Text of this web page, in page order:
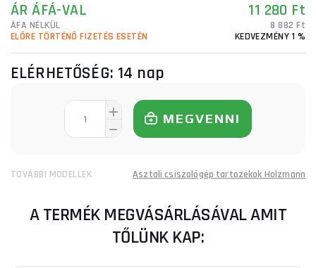
ÁR ÁFÁ-VAL 11 280 Ft
ÁFA NÉLKÜL
8 882 Ft
ELŐRE TÖRTÉNŐ FIZETÉS ESETÉN
KEDVEZMÉNY 1 %
ELÉRHETŐSÉG: 14 nap
MEGVENNI
TOVÁBBI MODELLEK Asztali csiszológép tartozékok Holzmann
A TERMÉK MEGVÁSÁRLÁSÁVAL AMIT
TŐLÜNK KAP: